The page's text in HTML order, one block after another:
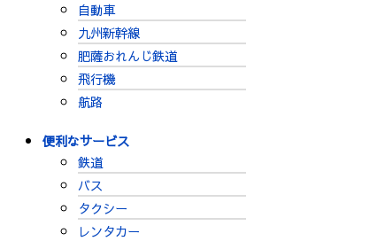
自動車
九州新幹線
肥薩おれんじ鉄道
飛行機
航路
便利なサービス
鉄道
バス
タクシー
レンタカー